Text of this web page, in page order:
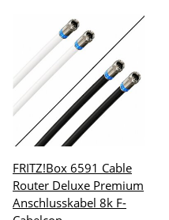
FRITZ!Box 6591 Cable
Router Deluxe Premium
Anschlusskabel 8k F-